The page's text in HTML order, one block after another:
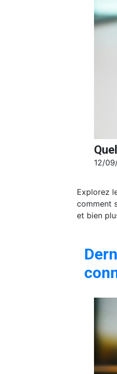
12/
Explorez
comment
et bien